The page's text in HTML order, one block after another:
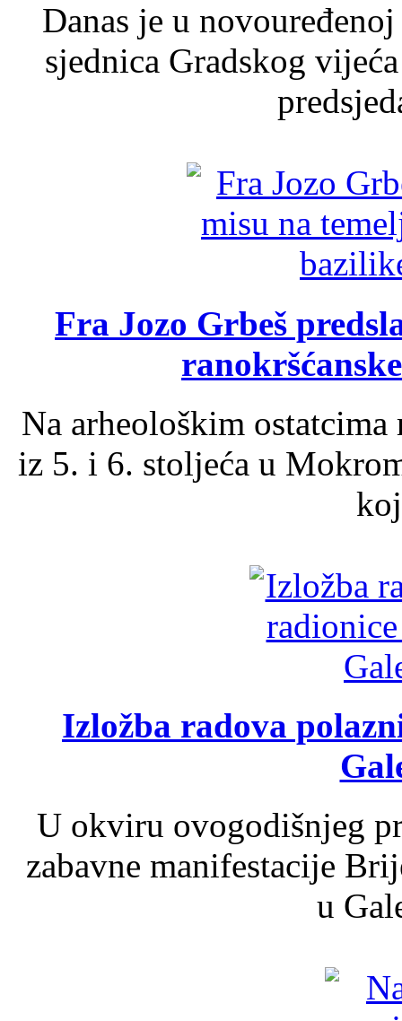
Danas je u
sjednica Gradskog
Fra Jozo Grbeš
Na arheološkim
iz 5. i 6. stoljeća u
Izložba radova
U okviru ovogodišnjeg
zabavne manifestacije
u